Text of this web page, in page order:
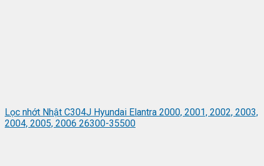
Lọc nhớt Nhật C304J Hyundai Elantra 2000, 2001, 2002, 2003,
2004, 2005, 2006 26300-35500